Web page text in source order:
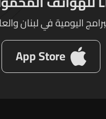
اليومية في لبنان
App Store